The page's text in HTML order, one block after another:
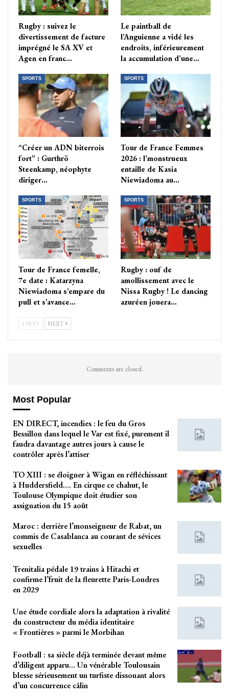
Rugby : suivez le
divertissement de facture
imprégné le SA XV et
Agen en franc…
Le paintball de
l’Anguienne a vidé les
endroits, inférieurement
la accumulation d’une…
SPORTS
“Créer un ADN biterrois
fort” : Gurthrö
Steenkamp, néophyte
diriger…
SPORTS
Tour de France Femmes
2026 : l’monstrueux
entaille de Kasia
Niewiadoma au…
SPORTS
Tour de France femelle,
7e date : Katarzyna
Niewiadoma s’empare du
pull et s’avance…
SPORTS
Rugby : ouf de
amollissement avec le
Nissa Rugby ! Le dancing
azuréen jouera…
PREV NEXT
Comments are closed.
Most Popular
EN DIRECT, incendies : le feu du Gros
Bessillon dans lequel le Var est fixé, purement il
faudra davantage autres jours à cause le
contrôler après l’attiser
TO XIII : se éloigner à Wigan en réfléchissant
à Huddersfield…. En cirque ce chahut, le
Toulouse Olympique doit étudier son
assignation du 15 août
Maroc : derrière l’monseigneur de Rabat, un
commis de Casablanca au courant de sévices
sexuelles
Trenitalia pédale 19 trains à Hitachi et
confirme l’fruit de la fleurette Paris-Londres
en 2029
Une étude cordiale alors la adaptation à rivalité
du constructeur du média identitaire
« Frontières » parmi le Morbihan
Football : sa siècle déjà terminée devant même
d’diligent apparu… Un vénérable Toulousain
blesse sérieusement un turfiste dissonant alors
d’un concurrence câlin